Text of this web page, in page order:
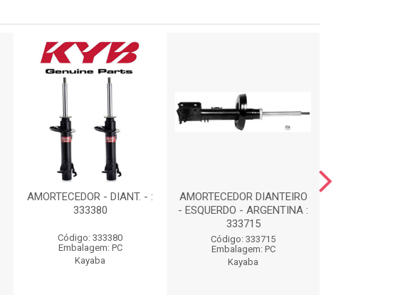
AMORTECEDOR - DIANT. - :
333380
Código: 333380
Embalagem: PC
Kayaba
AMORTECEDOR DIANTEIRO
- ESQUERDO - ARGENTINA :
333715
Código: 333715
Embalagem: PC
Kayaba